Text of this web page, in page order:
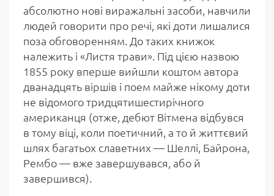
абсолютно нові виражальні засоби, навчили
людей говорити про речі, які доти лишалися
поза обговоренням. До таких книжок
належить і «Листя трави». Під цією назвою
1855 року вперше вийшли коштом автора
дванадцять віршів і поем майже нікому доти
не відомого тридцятишестирічного
американця (отже, дебют Вітмена відбувся
в тому віці, коли поетичний, а то й життєвий
шлях багатьох славетних — Шеллі, Байрона,
Рембо — вже завершувався, або й
завершився).